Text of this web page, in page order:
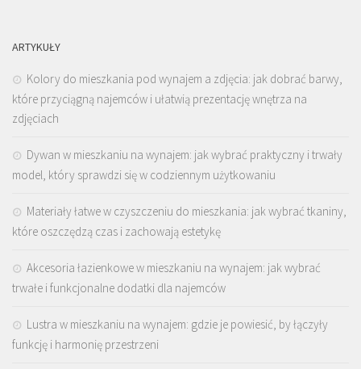
ARTYKUŁY
Kolory do mieszkania pod wynajem a zdjęcia: jak dobrać barwy,
które przyciągną najemców i ułatwią prezentację wnętrza na
zdjęciach
Dywan w mieszkaniu na wynajem: jak wybrać praktyczny i trwały
model, który sprawdzi się w codziennym użytkowaniu
Materiały łatwe w czyszczeniu do mieszkania: jak wybrać tkaniny,
które oszczędzą czas i zachowają estetykę
Akcesoria łazienkowe w mieszkaniu na wynajem: jak wybrać
trwałe i funkcjonalne dodatki dla najemców
Lustra w mieszkaniu na wynajem: gdzie je powiesić, by łączyły
funkcję i harmonię przestrzeni